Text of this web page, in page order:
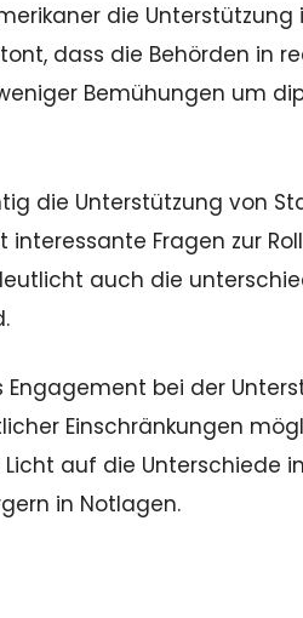
die Unterstützung
dass die Behörden in
Bemühungen um
die Unterstützung von
Fragen zur
auch die
bei der
Einschränkungen
auf die Unterschiede
in Notlagen.